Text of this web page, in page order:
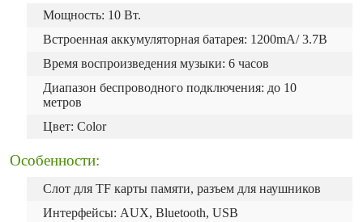
Мощность: 10 Вт.
Встроенная аккумуляторная батарея: 1200mA/ 3.7B
Время воспроизведения музыки: 6 часов
Диапазон беспроводного подключения: до 10
метров
Цвет: Color
Особенности:
Слот для TF карты памяти, разъем для наушников
Интерфейсы: AUX, Bluetooth, USB